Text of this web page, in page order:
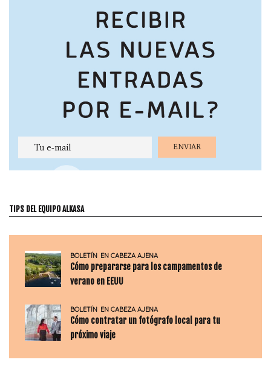
TIPS DEL EQUIPO ALKASA
BOLETÍN EN CABEZA AJENA
Cómo prepararse para los campamentos de
verano en EEUU
BOLETÍN EN CABEZA AJENA
Cómo contratar un fotógrafo local para tu
próximo viaje